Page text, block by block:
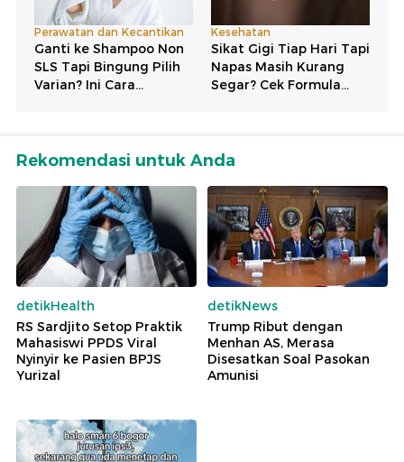
Rekomendasi untuk Anda
detikHealth
RS Sardjito Setop Praktik
Mahasiswi PPDS Viral
Nyinyir ke Pasien BPJS
Yurizal
detikNews
Trump Ribut dengan
Menhan AS, Merasa
Disesatkan Soal Pasokan
Amunisi